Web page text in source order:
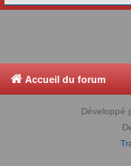
Accueil du forum
Développé